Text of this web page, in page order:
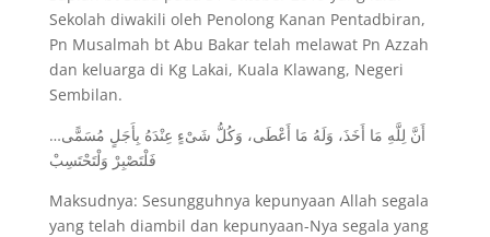
Sekolah diwakili oleh Penolong Kanan Pentadbiran,
Pn Musalmah bt Abu Bakar telah melawat Pn Azzah
dan keluarga di Kg Lakai, Kuala Klawang, Negeri
Sembilan.
أَنَّ لِلَّهِ مَا أَخَذَ، وَلَهُ مَا أَعْطَى، وَكُلُّ شَىْءٍ عِنْدَهُ بِأَجَلٍ مُسَمًّى…
فَلْتَصْبِرْ وَلْتَحْتَسِبْ
Maksudnya: Sesungguhnya kepunyaan Allah segala
yang telah diambil dan kepunyaan-Nya segala yang